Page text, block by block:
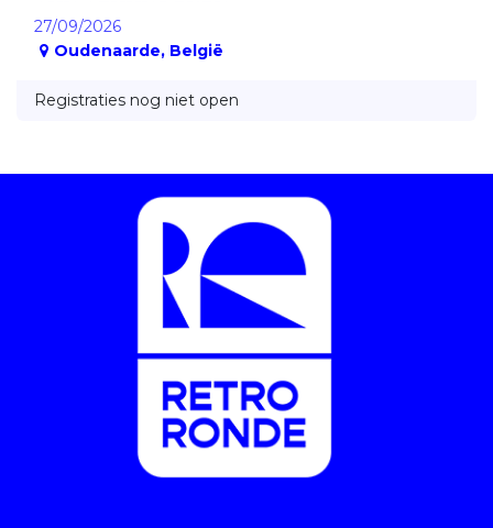
27/09/2026
Oudenaarde, België
Registraties nog niet open